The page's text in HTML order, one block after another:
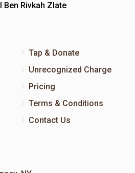
Ben Rivkah Zlate
Tap & Donate
Unrecognized Charge
Pricing
Terms & Conditions
Contact Us